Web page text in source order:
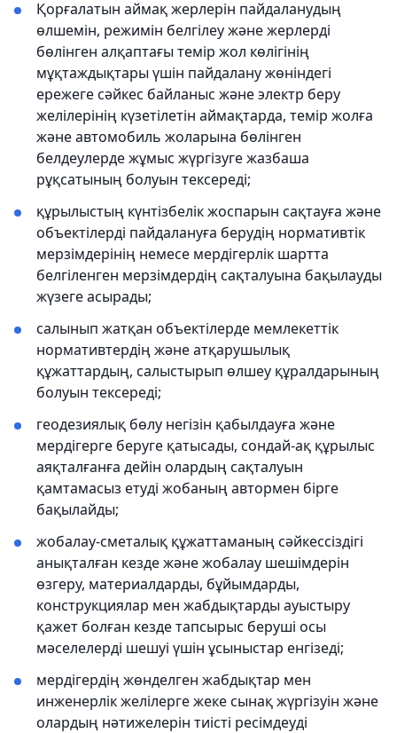
Қорғалатын аймақ жерлерін пайдаланудың
өлшемін, режимін белгілеу және жерлерді
бөлінген алқаптағы темір жол көлігінің
мұқтаждықтары үшін пайдалану жөніндегі
ережеге сәйкес байланыс және электр беру
желілерінің күзетілетін аймақтарда, темір жолға
және автомобиль жоларына бөлінген
белдеулерде жұмыс жүргізуге жазбаша
рұқсатының болуын тексереді;
құрылыстың күнтізбелік жоспарын сақтауға және
объектілерді пайдалануға берудің нормативтік
мерзімдерінің немесе мердігерлік шартта
белгіленген мерзімдердің сақталуына бақылауды
жүзеге асырады;
салынып жатқан объектілерде мемлекеттік
нормативтердің және атқарушылық
құжаттардың, салыстырып өлшеу құралдарының
болуын тексереді;
геодезиялық бөлу негізін қабылдауға және
мердігерге беруге қатысады, сондай-ақ құрылыс
аяқталғанға дейін олардың сақталуын
қамтамасыз етуді жобаның автормен бірге
бақылайды;
жобалау-сметалық құжаттаманың сәйкессіздігі
анықталған кезде және жобалау шешімдерін
өзгеру, материалдарды, бұйымдарды,
конструкциялар мен жабдықтарды ауыстыру
қажет болған кезде тапсырыс беруші осы
мәселелерді шешуі үшін ұсыныстар енгізеді;
мердігердің жөнделген жабдықтар мен
инженерлік желілерге жеке сынақ жүргізуін және
олардың нәтижелерін тиісті ресімдеуді